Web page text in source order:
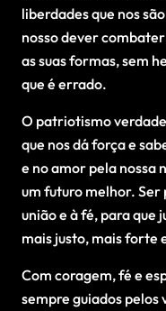
liberdades que nos
nosso dever
as suas formas, sem
que é errado.
O patriotismo
que nos dá força e
e no amor pela nossa
um futuro melhor. Ser
união e à fé, para que
mais justo, mais forte
Com coragem, fé e
sempre guiados pelos